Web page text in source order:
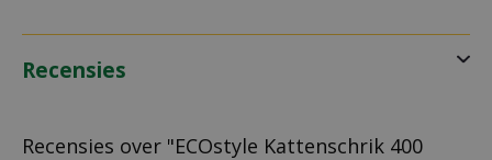
Recensies
Recensies over "ECOstyle Kattenschrik 400